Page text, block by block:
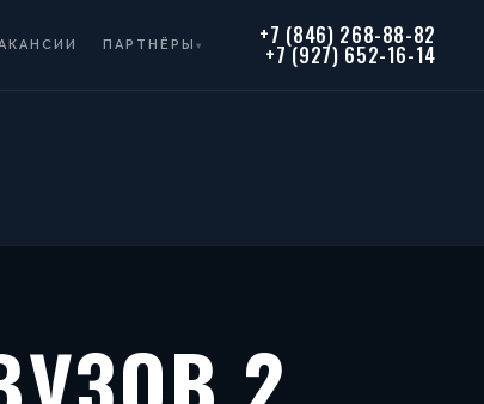
ПАРТНЁРЫ▾ +7 (846) 268-88-82
+7 (927) 652-16-14